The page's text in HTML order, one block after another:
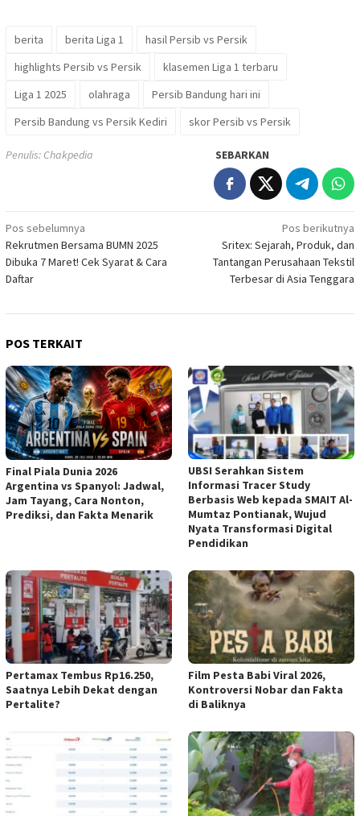
berita berita Liga 1
hasil Persib vs Persik
highlights Persib vs Persik
klasemen Liga 1 terbaru
Liga 1 2025
olahraga
Persib Bandung hari ini
Persib Bandung vs Persik Kediri
skor Persib vs Persik
Penulis: Chakpedia SEBARKAN
Navigasi
pos
Pos sebelumnya
Rekrutmen Bersama BUMN 2025
Dibuka 7 Maret! Cek Syarat & Cara
Daftar
Pos berikutnya
Sritex: Sejarah, Produk, dan
Tantangan Perusahaan Tekstil
Terbesar di Asia Tenggara
POS TERKAIT
Final Piala Dunia 2026
Argentina vs Spanyol: Jadwal,
Jam Tayang, Cara Nonton,
Prediksi, dan Fakta Menarik
UBSI Serahkan Sistem
Informasi Tracer Study
Berbasis Web kepada SMAIT Al-
Mumtaz Pontianak, Wujud
Nyata Transformasi Digital
Pendidikan
Pertamax Tembus Rp16.250,
Saatnya Lebih Dekat dengan
Pertalite?
Film Pesta Babi Viral 2026,
Kontroversi Nobar dan Fakta
di Baliknya